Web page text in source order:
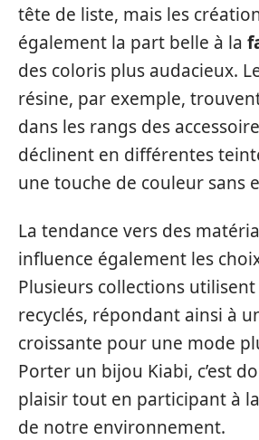
tête de liste, mais les
également la part belle à la
des coloris plus audacieux.
résine, par exemple,
dans les rangs des
déclinent en différentes
une touche de couleur sans
La tendance vers des
influence également les
Plusieurs collections
recyclés, répondant ainsi à
croissante pour une mode
Porter un bijou Kiabi, c’est
plaisir tout en participant à
de notre environnement.